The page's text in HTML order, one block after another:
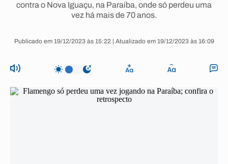
contra o Nova Iguaçu, na Paraíba, onde só perdeu uma
vez há mais de 70 anos.
Publicado em 19/12/2023 às 15:22 | Atualizado em 19/12/2023 às 16:09